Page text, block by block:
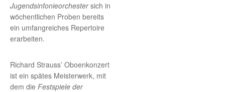
Jugendsinfonieorchestersich in
wöchentlichen Proben bereits
ein umfangreiches Repertoire
erarbeiten.
Richard Strauss’ Oboenkonzert
ist ein spätes Meisterwerk, mit
dem die Festspiele der